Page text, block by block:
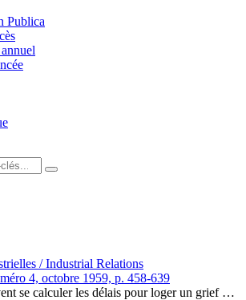
Publica
/ Industrial Relations
4, octobre 1959, p. 458-639
se calculer les délais pour loger un grief …